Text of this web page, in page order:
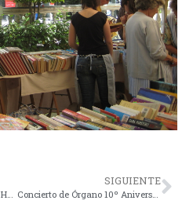
Exposición de Pedro Molina en Hotel Fuerte Marbella
SIGUIENTE
Concierto de Órgano 10º Aniversario AAOSM